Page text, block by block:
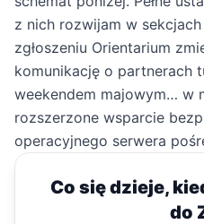
z nich rozwijam w sekcjach
zgłoszeniu Orientarium
komunikację o partnerach
weekendem majowym… w
rozszerzone wsparcie
operacyjnego serwera
Co się dzieje,
do